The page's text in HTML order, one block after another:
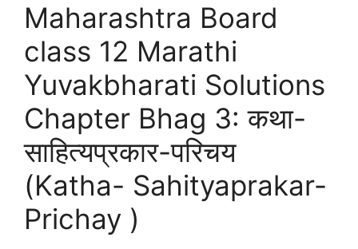
Maharashtra Board
class 12 Marathi
Yuvakbharati Solutions
Chapter Bhag 3: कथा-
साहित्यप्रकार-परिचय
(Katha- Sahityaprakar-
Prichay )